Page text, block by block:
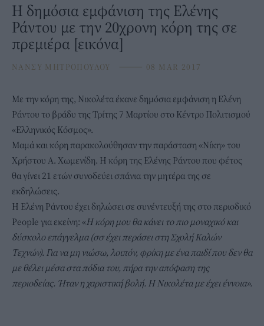
Η δημόσια εμφάνιση της Ελένης
Ράντου με την 20χρονη κόρη της σε
πρεμιέρα [εικόνα]
ΝΑΝΣΥ ΜΗΤΡΟΠΟΥΛΟΥ ⸻ 08 MAR 2017
Με την κόρη της, Νικολέτα έκανε δημόσια εμφάνιση η Ελένη
Ράντου το βράδυ της Τρίτης 7 Μαρτίου στο Κέντρο Πολιτισμού
«Ελληνικός Κόσμος».
Μαμά και κόρη παρακολούθησαν την παράσταση «Nίκη» του
Χρήστου Α. Χωμενίδη. Η κόρη της Ελένης Ράντου που φέτος
θα γίνει 21 ετών συνοδεύει σπάνια την μητέρα της σε
εκδηλώσεις.
Η Ελένη Ράντου έχει δηλώσει σε συνέντευξή της στο περιοδικό
People για εκείνη: «Η κόρη μου θα κάνει το πιο μοναχικό και
δύσκολο επάγγελμα (σσ έχει περάσει στη Σχολή Καλών
Τεχνών). Για να μη νιώσω, λοιπόν, φρίκη με ένα παιδί που δεν θα
με θέλει μέσα στα πόδια του, πήρα την απόφαση της
περιοδείας. Ήταν η χαριστική βολή. Η Νικολέτα με έχει έννοια».